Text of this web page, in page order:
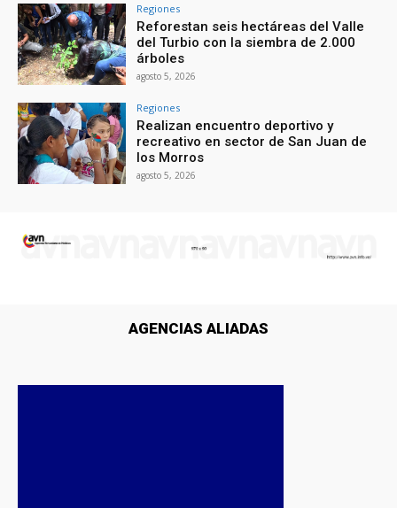
Regiones
Reforestan seis hectáreas del Valle
del Turbio con la siembra de 2.000
árboles
agosto 5, 2026
Regiones
Realizan encuentro deportivo y
recreativo en sector de San Juan de
los Morros
agosto 5, 2026
AGENCIAS ALIADAS